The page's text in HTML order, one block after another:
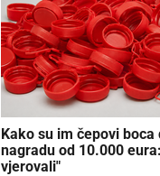
Kako su im čepovi boca
nagradu od 10.000
vjerovali"